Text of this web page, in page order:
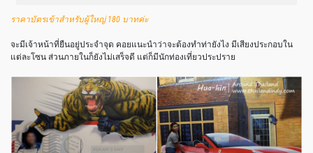
ราคาบัตรเข้าสำหรับผู้ใหญ่ 180 บาทค่ะ
จะมีเจ้าหน้าที่ยืนอยู่ประจำจุด คอยแนะนำว่าจะต้องทำท่ายังไง มีเสียงประกอบใน
แต่ละโซน ส่วนภายในก็ยังไม่เสร็จดี แต่ก็มีนักท่องเที่ยวประปราย